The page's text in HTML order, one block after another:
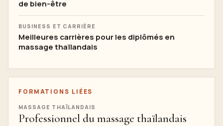
de bien-être
BUSINESS ET CARRIÈRE
Meilleures carrières pour les diplômés en
massage thaïlandais
FORMATIONS LIÉES
MASSAGE THAÏLANDAIS
Professionnel du massage thaïlandais